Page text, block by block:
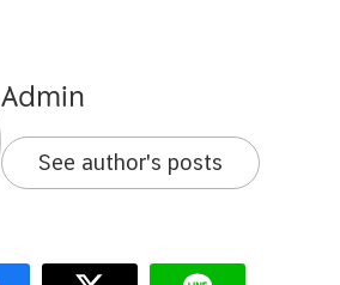
Admin
See author's posts